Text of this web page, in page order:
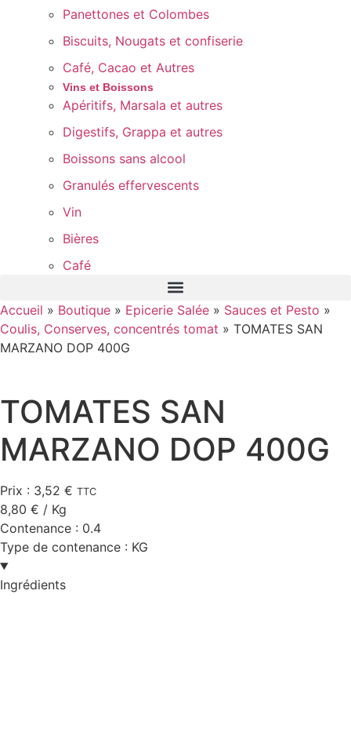
Panettones et Colombes
Biscuits, Nougats et confiserie
Café, Cacao et Autres
Vins et Boissons
Apéritifs, Marsala et autres
Digestifs, Grappa et autres
Boissons sans alcool
Granulés effervescents
Vin
Bières
Café
Accueil » Boutique » Epicerie Salée » Sauces et Pesto »
Coulis, Conserves, concentrés tomat » TOMATES SAN
MARZANO DOP 400G
TOMATES SAN
MARZANO DOP 400G
Prix : 3,52 € TTC
8,80 € / Kg
Contenance : 0.4
Type de contenance : KG
Ingrédients